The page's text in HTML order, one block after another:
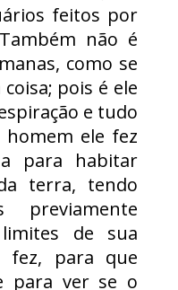
feitos por
Também não é
como se
pois é ele
e tudo
homem ele fez
para habitar
terra, tendo
de sua
fez, para que
para ver se o